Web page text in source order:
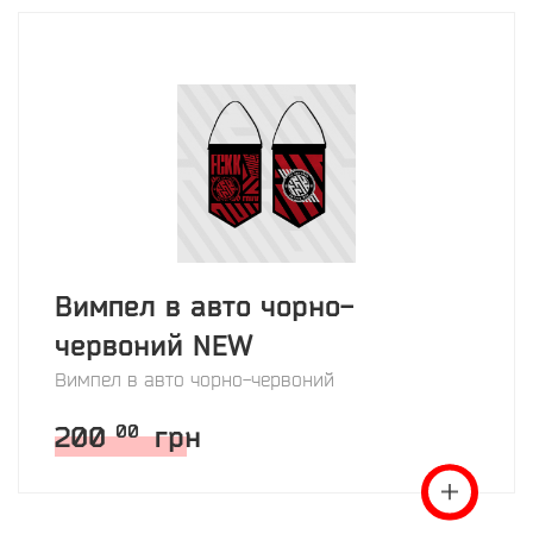
Вимпел в авто чорно-
червоний NEW
Вимпел в авто чорно-червоний
200 00 грн